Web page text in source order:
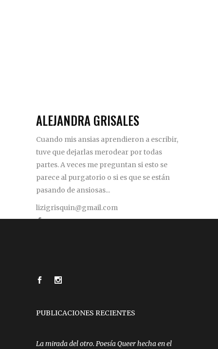
ALEJANDRA GRISALES
Cuando mis ansias aprendieron a escribir,
tuve que dejarlas merodear por todas
partes. A veces me preguntan si esto se
parece al purgatorio o si es que se están
pasando de ansiosas...
lizigrisquin@gmail.com
PUBLICACIONES RECIENTES
La mirada del otro. Poesía Queer hecha en el